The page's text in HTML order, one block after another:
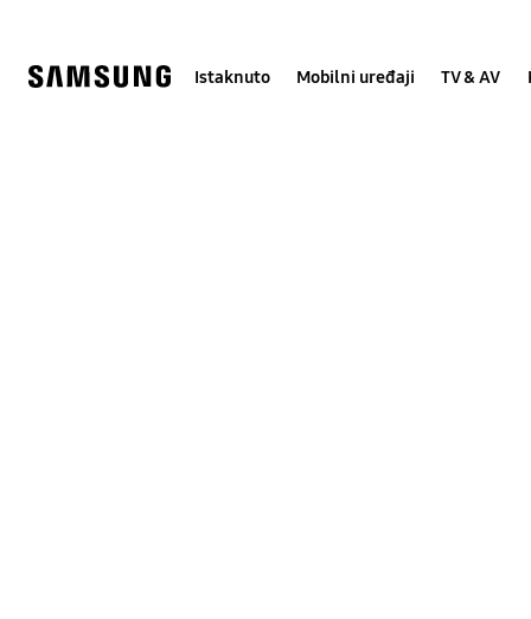
help
Istaknuto Mobilni uređaji TV & AV